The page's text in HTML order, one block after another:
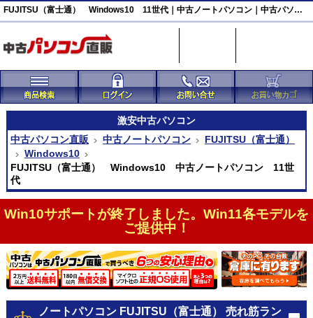
FUJITSU（富士通） Windows10 11世代｜中古ノートパソコン｜中古パソコン直販
激安中古パソコン
中古パソコン直販
中古ノートパソコン
FUJITSU（富士通）
Windows10
FUJITSU（富士通） Windows10 中古ノートパソコン 11世
代
Win10サポートが終了しました。Win11各モデルを
ご提供中！
ノートパソコン FUJITSU（富士通） 売れ筋ラン